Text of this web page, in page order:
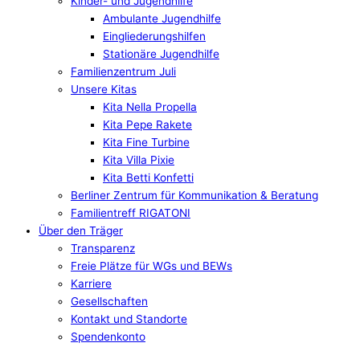
Ambulante Jugendhilfe
Eingliederungshilfen
Stationäre Jugendhilfe
Familienzentrum Juli
Unsere Kitas
Kita Nella Propella
Kita Pepe Rakete
Kita Fine Turbine
Kita Villa Pixie
Kita Betti Konfetti
Berliner Zentrum für Kommunikation & Beratung
Familientreff RIGATONI
Über den Träger
Transparenz
Freie Plätze für WGs und BEWs
Karriere
Gesellschaften
Kontakt und Standorte
Spendenkonto